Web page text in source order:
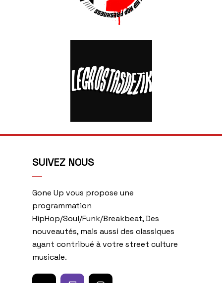
SUIVEZ NOUS
Gone Up vous propose une
programmation
HipHop/Soul/Funk/Breakbeat, Des
nouveautés, mais aussi des classiques
ayant contribué à votre street culture
musicale.